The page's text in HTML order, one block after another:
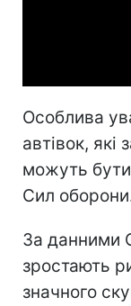
Особлива
автівок, які
можуть бути
Сил
За данними
зростають
значного